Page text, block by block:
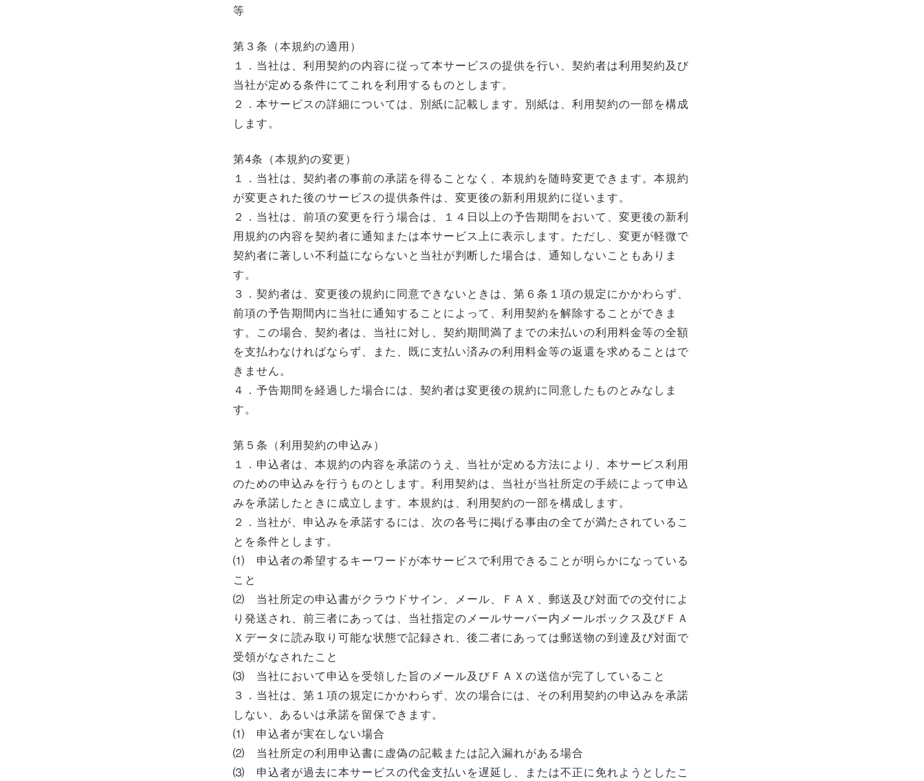
等
第３条（本規約の適用）
１．当社は、利用契約の内容に従って本サービスの提供を行い、契約者は利用契約及び
当社が定める条件にてこれを利用するものとします。
２．本サービスの詳細については、別紙に記載します。別紙は、利用契約の一部を構成
します。
第4条（本規約の変更）
１．当社は、契約者の事前の承諾を得ることなく、本規約を随時変更できます。本規約
が変更された後のサービスの提供条件は、変更後の新利用規約に従います。
２．当社は、前項の変更を行う場合は、１４日以上の予告期間をおいて、変更後の新利
用規約の内容を契約者に通知または本サービス上に表示します。ただし、変更が軽微で
契約者に著しい不利益にならないと当社が判断した場合は、通知しないこともありま
す。
３．契約者は、変更後の規約に同意できないときは、第６条１項の規定にかかわらず、
前項の予告期間内に当社に通知することによって、利用契約を解除することができま
す。この場合、契約者は、当社に対し、契約期間満了までの未払いの利用料金等の全額
を支払わなければならず、また、既に支払い済みの利用料金等の返還を求めることはで
きません。
４．予告期間を経過した場合には、契約者は変更後の規約に同意したものとみなしま
す。
第５条（利用契約の申込み）
１．申込者は、本規約の内容を承諾のうえ、当社が定める方法により、本サービス利用
のための申込みを行うものとします。利用契約は、当社が当社所定の手続によって申込
みを承諾したときに成立します。本規約は、利用契約の一部を構成します。
２．当社が、申込みを承諾するには、次の各号に掲げる事由の全てが満たされているこ
とを条件とします。
⑴ 申込者の希望するキーワードが本サービスで利用できることが明らかになっている
こと
⑵ 当社所定の申込書がクラウドサイン、メール、ＦＡＸ、郵送及び対面での交付によ
り発送され、前三者にあっては、当社指定のメールサーバー内メールボックス及びＦＡ
Ｘデータに読み取り可能な状態で記録され、後二者にあっては郵送物の到達及び対面で
受領がなされたこと
⑶ 当社において申込を受領した旨のメール及びＦＡＸの送信が完了していること
３．当社は、第１項の規定にかかわらず、次の場合には、その利用契約の申込みを承諾
しない、あるいは承諾を留保できます。
⑴ 申込者が実在しない場合
⑵ 当社所定の利用申込書に虚偽の記載または記入漏れがある場合
⑶ 申込者が過去に本サービスの代金支払いを遅延し、または不正に免れようとしたこ